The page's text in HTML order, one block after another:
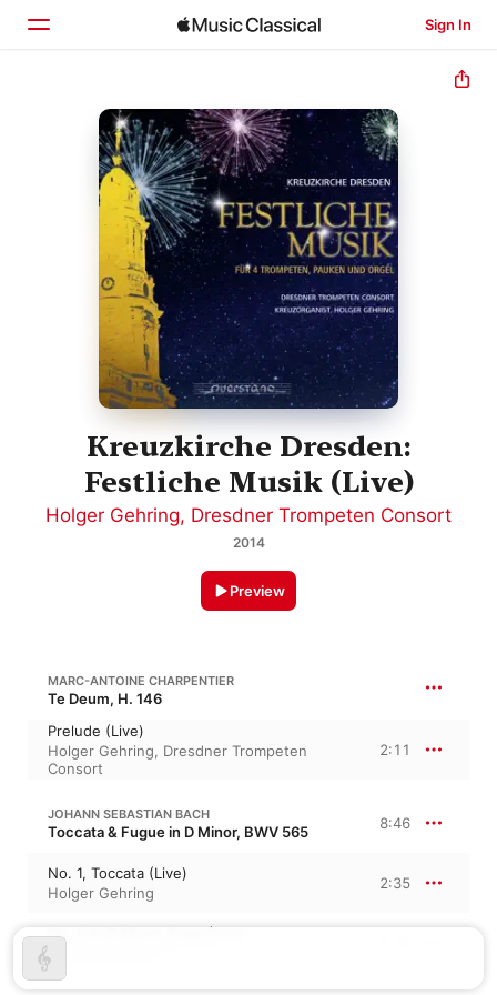
Sign In
Home
Browse
Search
Kreuzkirche Dresden:
Festliche Musik (Live)
Holger Gehring, Dresdner Trompeten Consort
2014
Preview
MARC-ANTOINE CHARPENTIER
Te Deum, H. 146
Prelude (Live)
Holger Gehring, Dresdner Trompeten
Consort
2:11
JOHANN SEBASTIAN BACH
Toccata & Fugue in D Minor, BWV 565 8:46
No. 1, Toccata (Live)
Holger Gehring
2:35
No. 2 in D Minor, Fuga (Live)
Holger Gehring